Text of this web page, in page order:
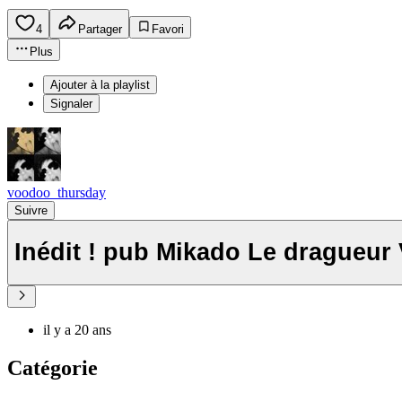
4 Partager
Favori
Plus
Ajouter à la playlist
Signaler
voodoo_thursday
Suivre
Inédit ! pub Mikado Le dragueur
il y a 20 ans
Catégorie